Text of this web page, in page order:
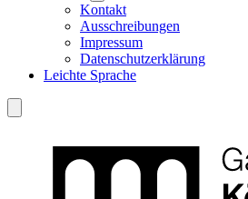
Kontakt
Ausschreibungen
Impressum
Datenschutzerklärung
Leichte Sprache